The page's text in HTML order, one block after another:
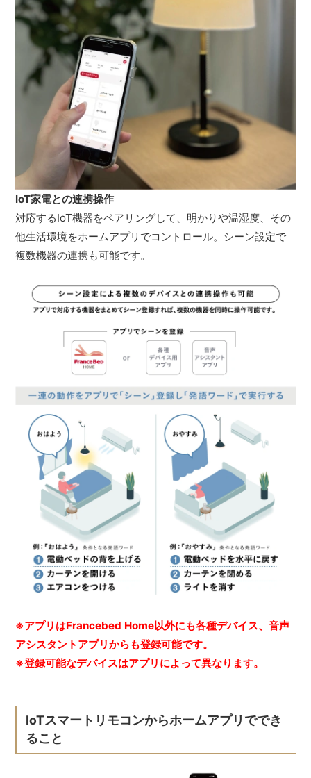
IoT家電との連携操作
対応するIoT機器をペアリングして、明かりや温湿度、その
他生活環境をホームアプリでコントロール。シーン設定で
複数機器の連携も可能です。
※アプリはFrancebed Home以外にも各種デバイス、音声
アシスタントアプリからも登録可能です。
※登録可能なデバイスはアプリによって異なります。
IoTスマートリモコンからホームアプリででき
ること